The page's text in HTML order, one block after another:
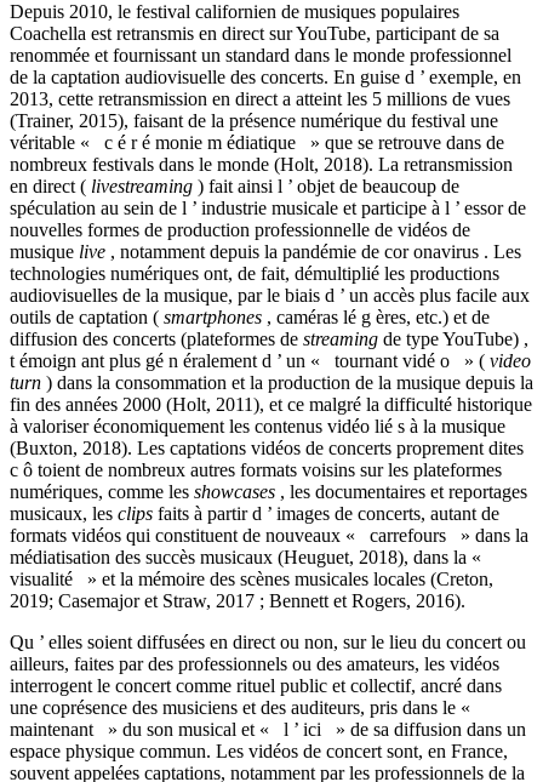
Depuis 2010, le festival californien de musiques populaires
Coachella est retransmis en direct sur YouTube, participant de sa
renommée et fournissant un standard dans le monde professionnel
de la captation audiovisuelle des concerts. En guise d ’ exemple, en
2013, cette retransmission en direct a atteint les 5 millions de vues
(Trainer, 2015), faisant de la présence numérique du festival une
véritable « c é r é monie m édiatique » que se retrouve dans de
nombreux festivals dans le monde (Holt, 2018). La retransmission
en direct ( livestreaming ) fait ainsi l ’ objet de beaucoup de
spéculation au sein de l ’ industrie musicale et participe à l ’ essor de
nouvelles formes de production professionnelle de vidéos de
musique live , notamment depuis la pandémie de cor onavirus . Les
technologies numériques ont, de fait, démultiplié les productions
audiovisuelles de la musique, par le biais d ’ un accès plus facile aux
outils de captation ( smartphones , caméras lé g ères, etc.) et de
diffusion des concerts (plateformes de streaming de type YouTube) ,
t émoign ant plus gé n éralement d ’ un « tournant vidé o » ( video
turn ) dans la consommation et la production de la musique depuis la
fin des années 2000 (Holt, 2011), et ce malgré la difficulté historique
à valoriser économiquement les contenus vidéo lié s à la musique
(Buxton, 2018). Les captations vidéos de concerts proprement dites
c ô toient de nombreux autres formats voisins sur les plateformes
numériques, comme les showcases , les documentaires et reportages
musicaux, les clips faits à partir d ’ images de concerts, autant de
formats vidéos qui constituent de nouveaux « carrefours » dans la
médiatisation des succès musicaux (Heuguet, 2018), dans la «
visualité » et la mémoire des scènes musicales locales (Creton,
2019; Casemajor et Straw, 2017 ; Bennett et Rogers, 2016).
Qu ’ elles soient diffusées en direct ou non, sur le lieu du concert ou
ailleurs, faites par des professionnels ou des amateurs, les vidéos
interrogent le concert comme rituel public et collectif, ancré dans
une coprésence des musiciens et des auditeurs, pris dans le «
maintenant » du son musical et « l ’ ici » de sa diffusion dans un
espace physique commun. Les vidéos de concert sont, en France,
souvent appelées captations, notamment par les professionnels de la